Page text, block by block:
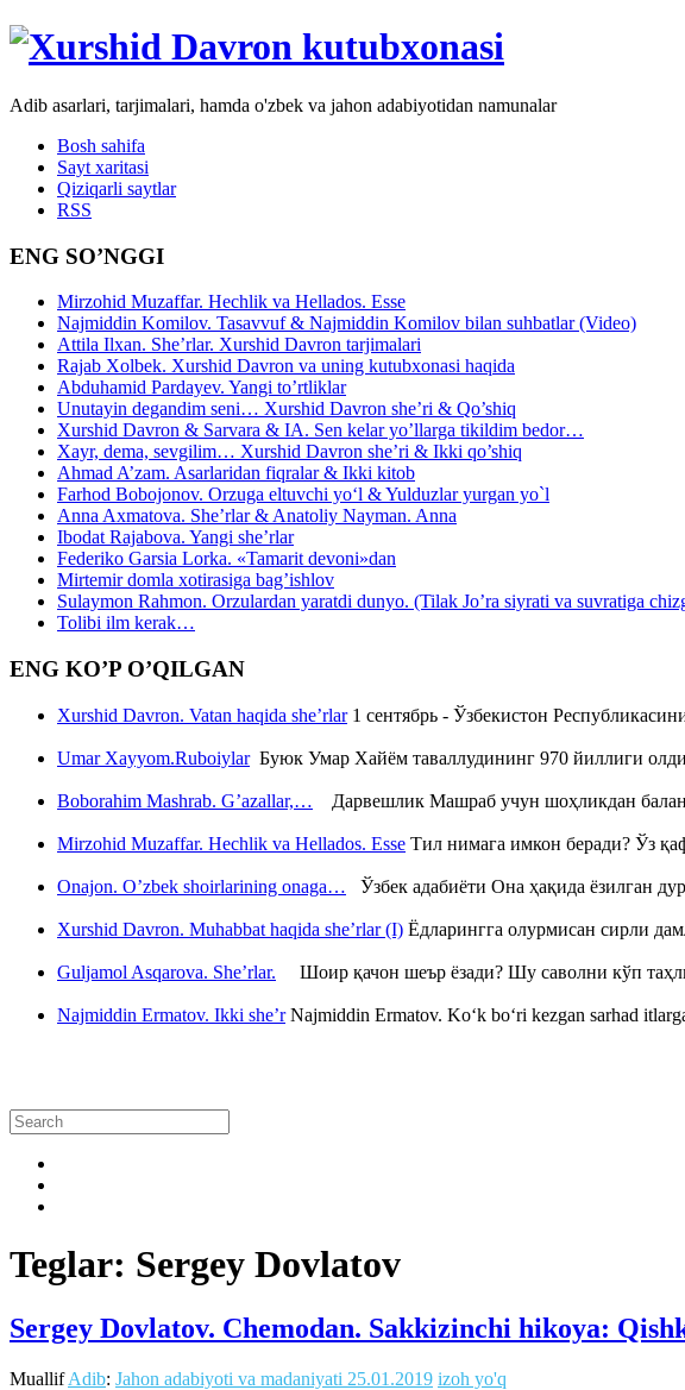
Adib asarlari, tarjimalari, hamda o'zbek va jahon adabiyotidan namunalar
Bosh sahifa
Sayt xaritasi
Qiziqarli saytlar
RSS
ENG SO’NGGI
Mirzohid Muzaffar. Hechlik va Hellados. Esse
Najmiddin Komilov. Tasavvuf & Najmiddin Komilov bilan suhbatlar (Video)
Attila Ilxan. She’rlar. Xurshid Davron tarjimalari
Rajab Xolbek. Xurshid Davron va uning kutubxonasi haqida
Abduhamid Pardayev. Yangi to’rtliklar
Unutayin degandim seni… Xurshid Davron she’ri & Qo’shiq
Xurshid Davron & Sarvara & IA. Sen kelar yo’llarga tikildim bedor…
Xayr, dema, sevgilim… Xurshid Davron she’ri & Ikki qo’shiq
Ahmad A’zam. Asarlaridan fiqralar & Ikki kitob
Farhod Bobojonov. Orzuga eltuvchi yo‘l & Yulduzlar yurgan yo`l
Anna Axmatova. She’rlar & Anatoliy Nayman. Anna
Ibodat Rajabova. Yangi she’rlar
Federiko Garsia Lorka. «Tamarit devoni»dan
Mirtemir domla xotirasiga bag’ishlov
Sulaymon Rahmon. Orzulardan yaratdi dunyo. (Tilak Jo’ra siyrati va suvratiga
Tolibi ilm kerak…
ENG KO’P O’QILGAN
Xurshid Davron. Vatan haqida she’rlar1 сентябрь - Ўзбекистон
Umar Xayyom.RuboiylarБуюк Умар Хайём таваллудининг 970 йиллиги
Boborahim Mashrab. G’azallar,… Дарвешлик Машраб учун шоҳликдан
Mirzohid Muzaffar. Hechlik va Hellados. Esse Тил нимага имкон беради? Ўз
Onajon. O’zbek shoirlarining onaga… Ўзбек адабиёти Она ҳақида ёзилган
Xurshid Davron. Muhabbat haqida she’rlar (I) Ёдларингга олурмисан сирли
Guljamol Asqarova. She’rlar. Шоир қачон шеър ёзади? Шу саволни кўп
Najmiddin Ermatov. Ikki she’rNajmiddin Ermatov. Ko‘k bo‘ri kezgan sarhad
Teglar: Sergey Dovlatov
Sergey Dovlatov. Chemodan. Sakkizinchi hikoya:
MuallifAdib: Jahon adabiyoti va madaniyati 25.01.2019 izoh yo'q